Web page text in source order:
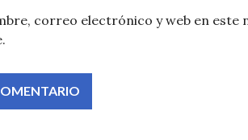
correo electrónico y web en este